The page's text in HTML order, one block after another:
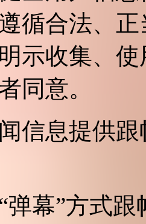
循合法、
示收集、
同意。
闻信息提供
弹幕”方式